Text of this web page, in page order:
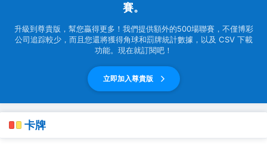
賽。
升級到尊貴版，幫您贏得更多！我們提供額外的500場聯賽，不僅博彩
公司追踪較少，而且您還將獲得角球和罰牌統計數據，以及 CSV 下載
功能。現在就訂閱吧！
立即加入尊貴版
卡牌